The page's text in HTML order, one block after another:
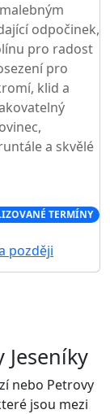
odpočinek,
pro radost
pro
klid a
a skvělé
TERMÍNY
později
nebo Petrovy
jsou mezi